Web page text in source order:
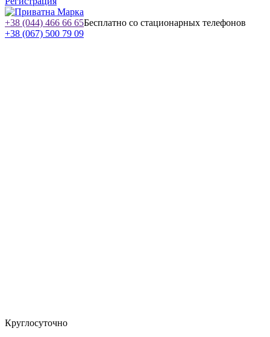
+38 (044) 466 66 65Бесплатно со стационарных телефонов
+38 (067) 500 79 09
Круглосуточно